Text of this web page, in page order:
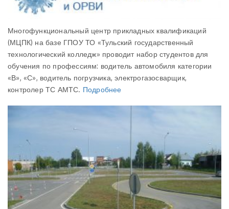
Многофункциональный центр прикладных квалификаций
(МЦПК) на базе ГПОУ ТО «Тульский государственный
технологический колледж» проводит набор студентов для
обучения по профессиям: водитель автомобиля категории
«В», «С», водитель погрузчика, электрогазосварщик,
контролер ТС АМТС. Подробнее